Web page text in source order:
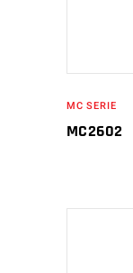
MC SERIE
MC2602